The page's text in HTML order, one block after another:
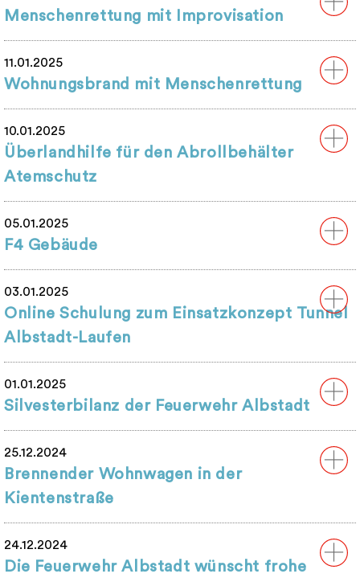
Menschenrettung mit Improvisation
11.01.2025
Wohnungsbrand mit Menschenrettung
10.01.2025
Überlandhilfe für den Abrollbehälter
Atemschutz
05.01.2025
F4 Gebäude
03.01.2025
Online Schulung zum Einsatzkonzept Tunnel
Albstadt-Laufen
01.01.2025
Silvesterbilanz der Feuerwehr Albstadt
25.12.2024
Brennender Wohnwagen in der
Kientenstraße
24.12.2024
Die Feuerwehr Albstadt wünscht frohe